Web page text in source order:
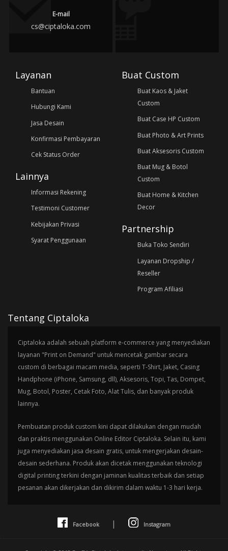
E-mail
cs@ciptaloka.com
Layanan
Bantuan
Hubungi Kami
Jasa Desain
Konfirmasi Pembayaran
Cek Status Order
Lainnya
Informasi Rekening
Testimoni Customer
Kebijakan Privasi
Syarat Penggunaan
Buat Custom
Buat Kaos & Jaket
Custom
Buat Case HP Custom
Buat Photo & Art Prints
Buat Aksesoris Custom
Buat Mug & Botol
Custom
Buat Home & Kitchen
Decor
Partnership
Buka Toko Sendiri
Layanan Dropship /
Reseller
Program Afiliasi
Tentang Ciptaloka
Ciptaloka adalah sebuah platform e-commerce yang menyediakan
layanan "Print on Demand" untuk mencetak gambar secara
custom di berbagai macam media, seperti T-Shirt, Jaket, Casing
Handphone (iPhone, Samsung, dll), Aksesoris, Topi, Tas, Dompet,
Mug, Botol, Poster, Cetak Foto, Alat Tulis, dan banyak produk
lainnya.
Pembuatan produk custom kini dapat dilakukan dengan mudah
dan praktis menggunakan Online Editor Ciptaloka. Selain itu, kami
juga menyediakan jasa desain gratis, untuk mengerjakan desain-
desain sederhana. Produk akan dicetak menggunakan teknologi
digital printing terkini dengan jaminan kualitas terbaik dan setiap
pesanan akan dikerjakan dan dikirim dalam waktu 1-3 hari kerja.
Facebook | Instagram